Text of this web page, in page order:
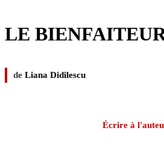
LE
de Liana Didilescu
Écrire à